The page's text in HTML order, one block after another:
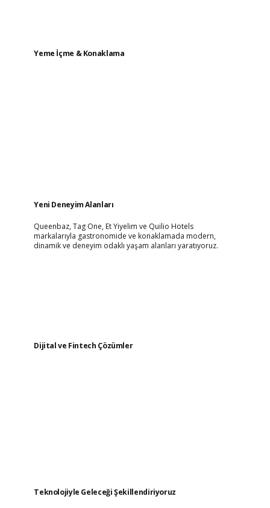
Yeme İçme & Konaklama
Yeni Deneyim Alanları
Queenbaz, Tag One, Et Yiyelim ve Quilio Hotels
markalarıyla gastronomide ve konaklamada modern,
dinamik ve deneyim odaklı yaşam alanları yaratıyoruz.
Dijital ve Fintech Çözümler
Teknolojiyle Geleceği Şekillendiriyoruz